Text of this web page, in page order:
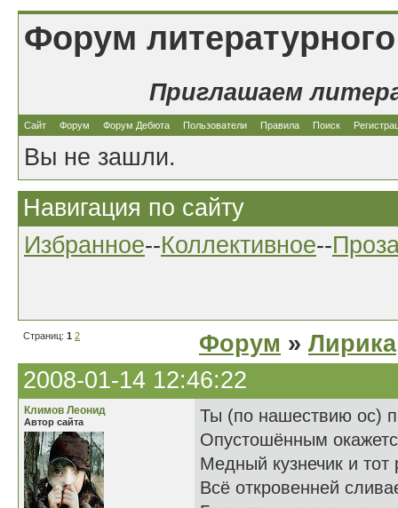
Форум
Приглашаем
Сайт Форум Форум Дебюта Пользователи Правила Поиск
Вы не зашли.
Навигация по сайту
Избранное--Коллективное--
Страниц: 1 2 Форум » Лирика
2008-01-14 12:46:22
Климов Леонид
Автор сайта
Ты (по нашествию ос)
Опустошённым
Медный кузнечик и тот
Всё откровенней